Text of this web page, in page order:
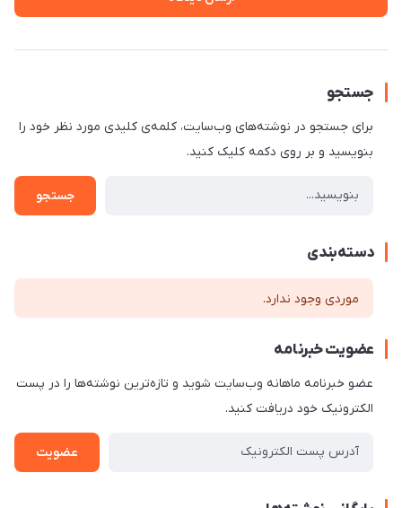
جستجو
برای جستجو در نوشته‌های وب‌سایت، کلمه‌ی کلیدی مورد نظر خود را
بنویسید و بر روی دکمه کلیک کنید.
جستجو
دسته‌بندی
موردی وجود ندارد.
عضویت خبرنامه
عضو خبرنامه ماهانه وب‌سایت شوید و تازه‌ترین نوشته‌ها را در پست
الکترونیک خود دریافت کنید.
عضویت